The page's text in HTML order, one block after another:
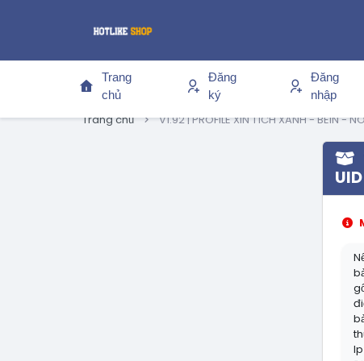
Trang
chủ
Đăng
ký
Đăng
nhập
Trang chủ V1.92 | PROFILE XIN TÍCH XANH - BEIN -